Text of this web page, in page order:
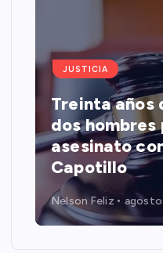
JUSTICIA
Treinta años
dos
asesinato
Capotillo
Nelson Feliz agosto